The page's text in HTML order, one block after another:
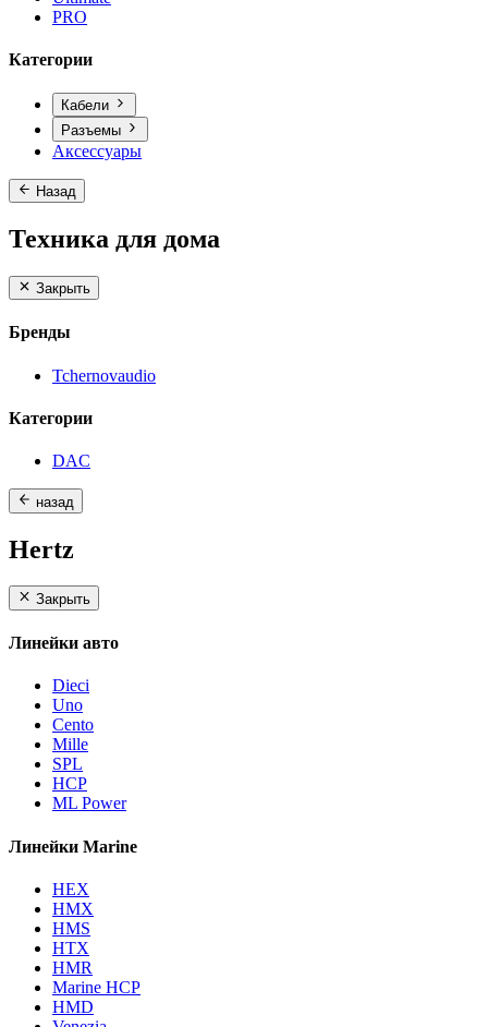
PRO
Категории
Кабели
Разъемы
Аксессуары
Назад
Техника для дома
Закрыть
Бренды
Tchernovaudio
Категории
DAC
назад
Hertz
Закрыть
Линейки авто
Dieci
Uno
Cento
Mille
SPL
HCP
ML Power
Линейки Marine
HEX
HMX
HMS
HTX
HMR
Marine HCP
HMD